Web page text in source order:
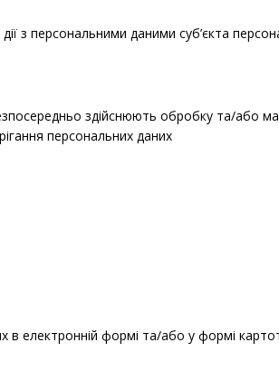
з персональними даними суб’єкта
здійснюють обробку та/або
персональних даних
в електронній формі та/або у формі